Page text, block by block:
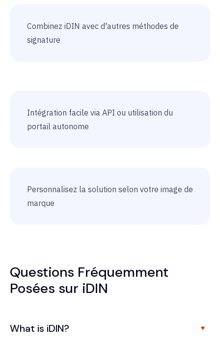
Combinez iDIN avec d'autres méthodes de
signature
Intégration facile via API ou utilisation du
portail autonome
Personnalisez la solution selon votre image de
marque
Questions Fréquemment
Posées sur iDIN
What is iDIN?